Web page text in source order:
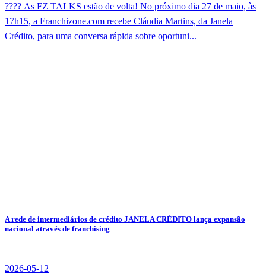
???? As FZ TALKS estão de volta! No próximo dia 27 de maio, às
17h15, a Franchizone.com recebe Cláudia Martins, da Janela
Crédito, para uma conversa rápida sobre oportuni...
A rede de intermediários de crédito JANELA CRÉDITO lança expansão
nacional através de franchising
2026-05-12